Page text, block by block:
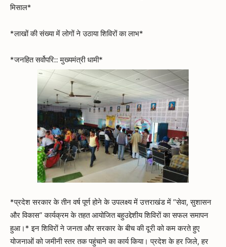
मिसाल*
*लाखों की संख्या में लोगों ने उठाया शिविरों का लाभ*
*जनहित सर्वोपरि:: मुख्यमंत्री धामी*
*प्रदेश सरकार के तीन वर्ष पूर्ण होने के उपलक्ष्य में उत्तराखंड में “सेवा, सुशासन
और विकास” कार्यक्रम के तहत आयोजित बहुउद्देशीय शिविरों का सफल समापन
हुआ।* इन शिविरों ने जनता और सरकार के बीच की दूरी को कम करते हुए
योजनाओं को जमीनी स्तर तक पहुंचाने का कार्य किया। प्रदेश के हर जिले, हर